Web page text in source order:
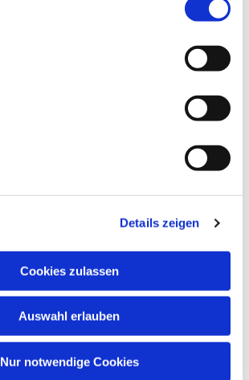
Details zeigen
Cookies zulassen
Auswahl erlauben
Nur notwendige Cookies